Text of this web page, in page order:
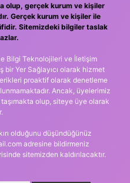
olup, gerçek kurum ve kişiler
Gerçek kurum ve kişiler ile
Sitemizdeki bilgiler taslak
Bilgi Teknolojileri ve İletişim
bir Yer Sağlayıcı olarak hizmet
proaktif olarak denetleme
Ancak, üyelerimiz
olup, siteye üye olarak
olduğunu düşündüğünüz
adresine bildirmeniz
sitemizden kaldırılacaktır.